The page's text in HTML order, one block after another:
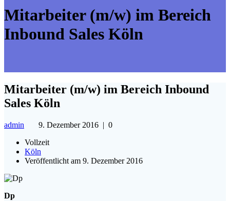
Mitarbeiter (m/w) im Bereich
Inbound Sales Köln
Mitarbeiter (m/w) im Bereich Inbound
Sales Köln
admin 9. Dezember 2016 | 0
Vollzeit
Köln
Veröffentlicht am 9. Dezember 2016
Dp